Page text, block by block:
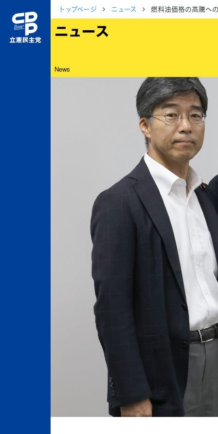
トップページ ニュース 燃料油価格の高騰へ
ニュース
News